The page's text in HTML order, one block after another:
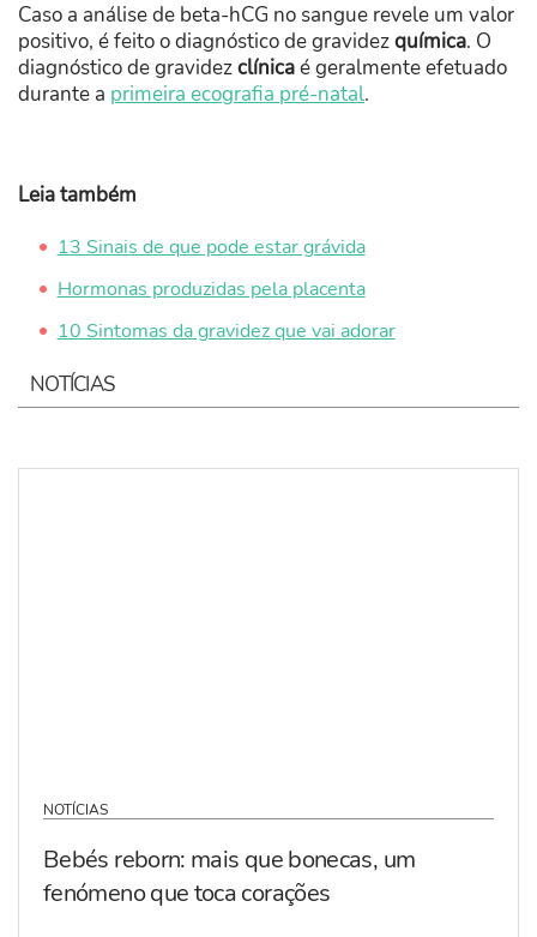
Caso a análise de beta-hCG no sangue revele um valor
positivo, é feito o diagnóstico de gravidezquímica. O
diagnóstico de gravidezclínicaé geralmente efetuado
durante a primeira ecografia pré-natal.
Leia também
13 Sinais de que pode estar grávida
Hormonas produzidas pela placenta
10 Sintomas da gravidez que vai adorar
NOTÍCIAS
NOTÍCIAS
Bebés reborn: mais que bonecas, um
fenómeno que toca corações